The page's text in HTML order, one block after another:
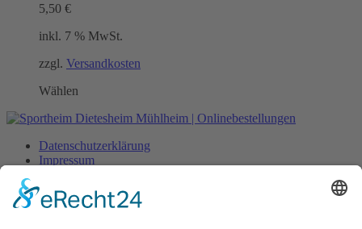
5,50 €
inkl. 7 % MwSt.
zzgl. Versandkosten
Wählen
Datenschutzerklärung
Impressum
Lieferung
Zahlungsarten